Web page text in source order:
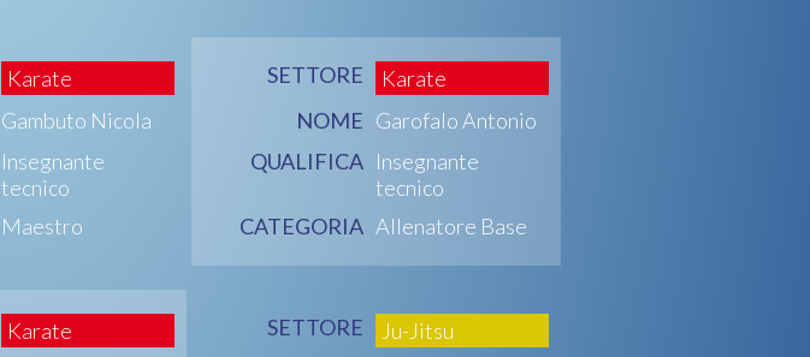
Karate
Gambuto Nicola
Insegnante
tecnico
Maestro
SETTORE
Karate
NOME Garofalo Antonio
QUALIFICA Insegnante
tecnico
CATEGORIA Allenatore Base
Karate
SETTORE
Ju-Jitsu